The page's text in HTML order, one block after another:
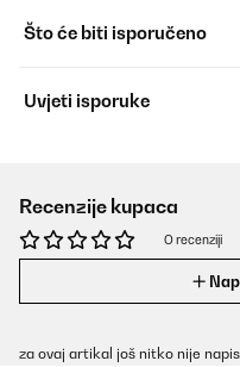
Što će biti isporučeno
Uvjeti isporuke
Recenzije kupaca
O recenziji
za ovaj artikal još nitko nije